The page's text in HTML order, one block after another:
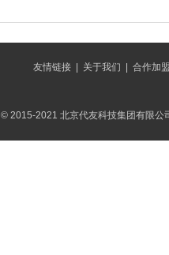
友情链接| 关于我们 合作加
© 2015-2021 北京代友科技集团有限